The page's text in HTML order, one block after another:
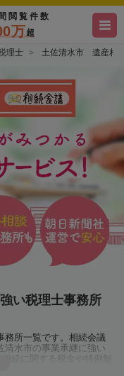
閲覧件数
万超
理士 土佐清水市 遺産相
い税理士事務所
務所一覧です。相続会議
清水市の事業承継に強い
続に関する税金や特例制
ょう。